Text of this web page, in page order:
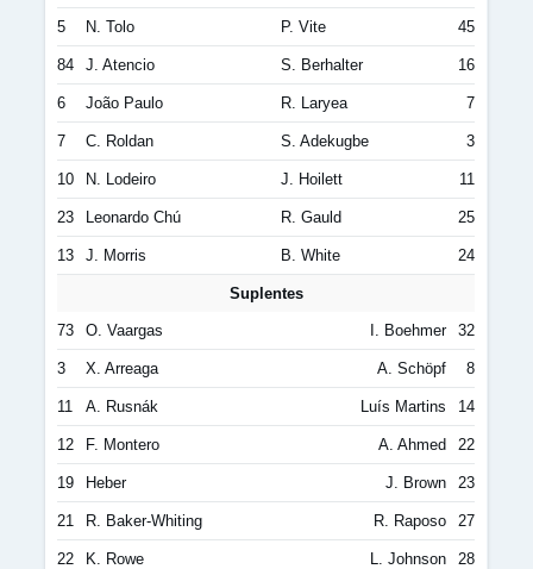
5 N. Tolo P. Vite 45
84 J. Atencio S. Berhalter 16
6 João Paulo R. Laryea 7
7 C. Roldan S. Adekugbe 3
10 N. Lodeiro J. Hoilett 11
23 Leonardo Chú R. Gauld 25
13 J. Morris B. White 24
Suplentes
73 O. Vaargas I. Boehmer 32
3 X. Arreaga A. Schöpf 8
11 A. Rusnák Luís Martins 14
12 F. Montero A. Ahmed 22
19 Heber J. Brown 23
21 R. Baker-Whiting R. Raposo 27
22 K. Rowe L. Johnson 28